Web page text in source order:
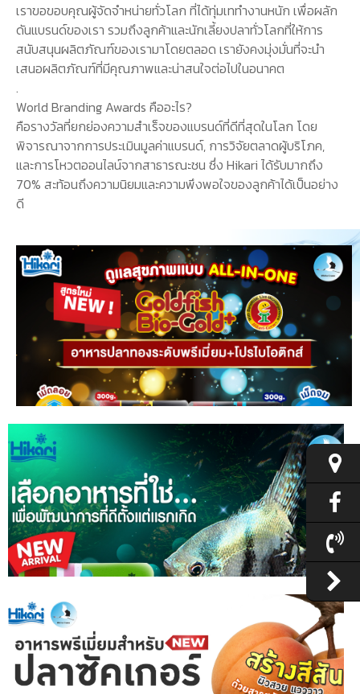
เราขอขอบคุณผู้จัดจำหน่ายทั่วโลก ที่ได้ทุ่มเททำงานหนัก เพื่อผลัก
ดันแบรนด์ของเรา รวมถึงลูกค้าและนักเลี้ยงปลาทั่วโลกที่ให้การ
สนับสนุนผลิตภัณฑ์ของเรามาโดยตลอด เรายังคงมุ่งมั่นที่จะนำ
เสนอผลิตภัณฑ์ที่มีคุณภาพและน่าสนใจต่อไปในอนาคต
.
World Branding Awards คืออะไร?
คือรางวัลที่ยกย่องความสำเร็จของแบรนด์ที่ดีที่สุดในโลก โดย
พิจารณาจากการประเมินมูลค่าแบรนด์, การวิจัยตลาดผู้บริโภค,
และการโหวตออนไลน์จากสาธารณะชน ซึ่ง Hikari ได้รับมากถึง
70% สะท้อนถึงความนิยมและความพึงพอใจของลูกค้าได้เป็นอย่าง
ดี